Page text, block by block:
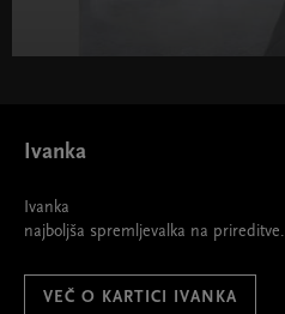
Ivanka
Ivanka
najboljša spremljevalka na prireditve.
VEČ O KARTICI IVANKA